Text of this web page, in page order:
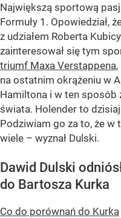
Największą sportową
Formuły 1. Opowiedział,
z udziałem Roberta
zainteresował się tym
triumf Maxa Verstappena
na ostatnim okrążeniu w
Hamiltona i w ten sposób
świata. Holender to
Podziwiam go za to, że w
wiele – wyznał Dulski.
Dawid Dulski
do Bartosza Kurka
Co do porównań do Kurka